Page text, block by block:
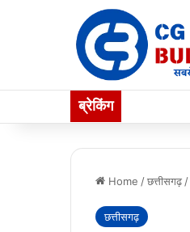
ब्रेकिंग
Home /छत्तीसगढ़ /
छत्तीसगढ़